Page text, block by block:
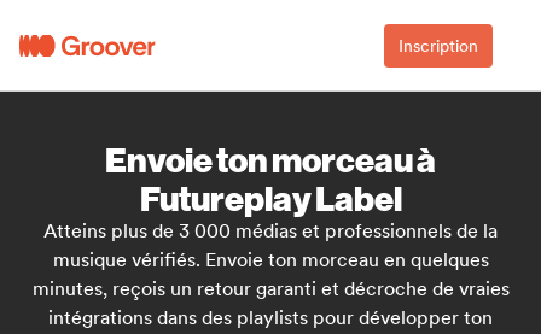
Inscription
Envoie ton morceau à
Futureplay Label
Atteins plus de 3 000 médias et professionnels de la
musique vérifiés. Envoie ton morceau en quelques
minutes, reçois un retour garanti et décroche de vraies
intégrations dans des playlists pour développer ton